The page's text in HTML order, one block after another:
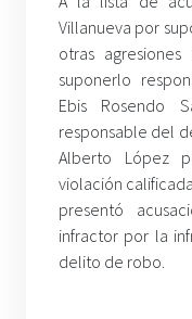
Villanueva por
otras
suponerlo
Ebis Rosendo
responsable del
Alberto López
violación
presentó
infractor por la
delito de robo.